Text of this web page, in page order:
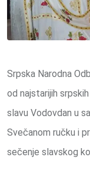
Srpska Narodna
od najstarijih
slavu Vodovdan u
Svečanom ručku i
sečenje slavskog